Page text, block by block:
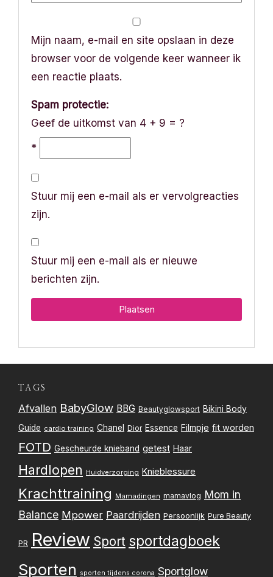
Mijn naam, e-mail en site opslaan in deze
browser voor de volgende keer wanneer ik
een reactie plaats.
Spam protectie:
Geef de uitkomst van 4 + 9 = ?
*
Stuur mij een e-mail als er vervolgreacties
zijn.
Stuur mij een e-mail als er nieuwe
berichten zijn.
TAGS
Afvallen BabyGlow BBG Beautyglowsport Bikini Body
Guide cardio training Chanel Dior Essence Filmpje fit worden
FOTD Gescheurde knieband getest Haar
Hardlopen Huidverzorging Knieblessure
Krachttraining Mamadingen mamavlog Mom in
Balance Mpower Paardrijden Persoonlijk Pure Beauty
PR Review Sport sportdagboek
Sporten sporten tijdens corona Sportglow